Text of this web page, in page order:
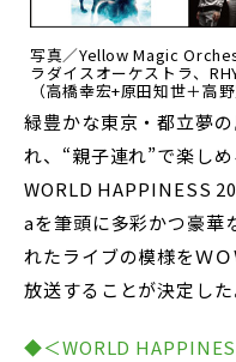
写真／Yellow Magic
ラダイスオーケストラ、
（高橋幸宏+原田知世＋高
緑豊かな東京・都立夢
れ、“親子連れ”で楽し
WORLD HAPPINESS
aを筆頭に多彩かつ豪華
れたライブの模様をＷ
放送することが決定した
◆＜WORLD